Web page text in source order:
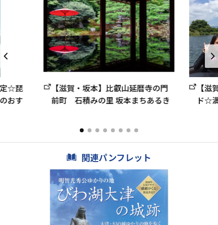
☆琵
おす
【滋賀・坂本】比叡山延暦寺の門
前町 石積みの里 坂本まちあるき
【
ド☆
関連パンフレット